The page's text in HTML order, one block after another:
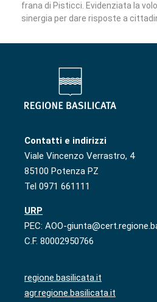
frana di Pisticci. Evidenziata la
sinergia per dare risposte a
Contatti e indirizzi
Viale Vincenzo Verrastro, 4
85100 Potenza PZ
Tel 0971 661111
URP
PEC: AOO-
C.F. 80002950766
regione.basilicata.it
agr.regione.basilicata.it